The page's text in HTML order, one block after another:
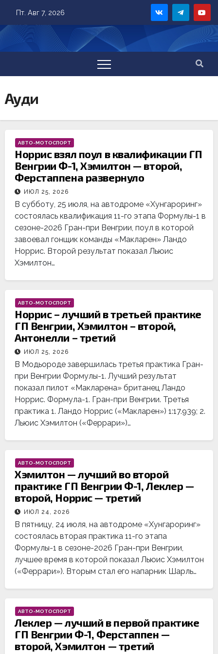
content
Пт. Авг 7, 2026
Ауди
АВТО-МОТОСПОРТ
Норрис взял поул в квалификации ГП
Венгрии Ф-1, Хэмилтон — второй,
Ферстаппена развернуло
ИЮЛ 25, 2026
В субботу, 25 июля, на автодроме «Хунгароринг»
состоялась квалификация 11-го этапа Формулы-1 в
сезоне-2026 Гран-при Венгрии, поул в которой
завоевал гонщик команды «Макларен» Ландо
Норрис. Второй результат показал Льюис
Хэмилтон…
АВТО-МОТОСПОРТ
Норрис – лучший в третьей практике
ГП Венгрии, Хэмилтон – второй,
Антонелли – третий
ИЮЛ 25, 2026
В Модьороде завершилась третья практика Гран-
при Венгрии Формулы-1. Лучший результат
показал пилот «Макларена» британец Ландо
Норрис. Формула-1. Гран-при Венгрии. Третья
практика 1. Ландо Норрис («Макларен») 1:17.939; 2.
Льюис Хэмилтон («Феррари»)…
АВТО-МОТОСПОРТ
Хэмилтон — лучший во второй
практике ГП Венгрии Ф-1, Леклер —
второй, Норрис — третий
ИЮЛ 24, 2026
В пятницу, 24 июля, на автодроме «Хунгароринг»
состоялась вторая практика 11-го этапа
Формулы-1 в сезоне-2026 Гран-при Венгрии,
лучшее время в которой показал Льюис Хэмилтон
(«Феррари»). Вторым стал его напарник Шарль…
АВТО-МОТОСПОРТ
Леклер — лучший в первой практике
ГП Венгрии Ф-1, Ферстаппен —
второй, Хэмилтон — третий